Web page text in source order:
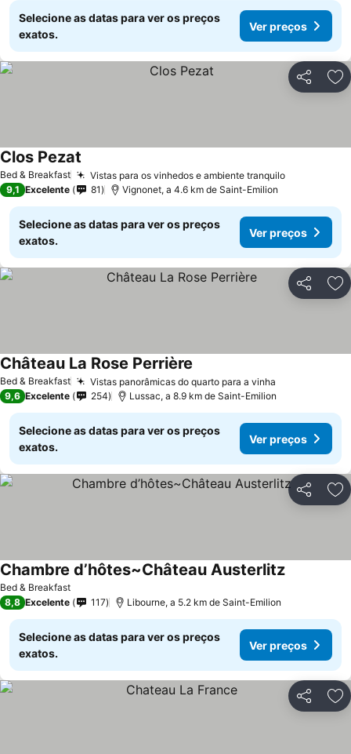
Selecione as datas para ver os preços
exatos.
Ver preços
Partilhar
Bed & Breakfast Vistas para os vinhedos e ambiente tranquiloVer preços
Clos Pezat
9,1 Excelente 81 Vignonet, a 4.6 km de Saint-Emilion
Selecione as datas para ver os preços
exatos.
Ver preços
Partilhar
Bed & Breakfast Vistas panorâmicas do quarto para a vinha
Château La Rose Perrière
9,6 Excelente 254 Lussac, a 8.9 km de Saint-Emilion
Selecione as datas para ver os preços
exatos.
Ver preços
Partilhar
Bed & Breakfast
Chambre d’hôtes~Château AusterlitzVer preços
8,8 Excelente 117 Libourne, a 5.2 km de Saint-Emilion
Selecione as datas para ver os preços
exatos.
Ver preços
Partilhar